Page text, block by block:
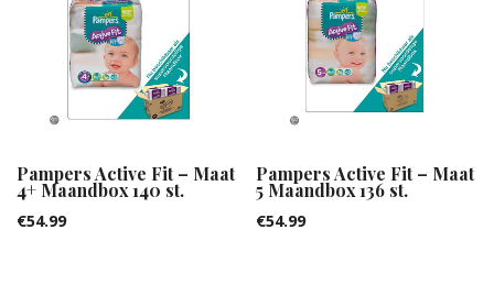
Pampers Active Fit – Maat
4+ Maandbox 140 st.
€54.99
Pampers Active Fit – Maat
5 Maandbox 136 st.
€54.99